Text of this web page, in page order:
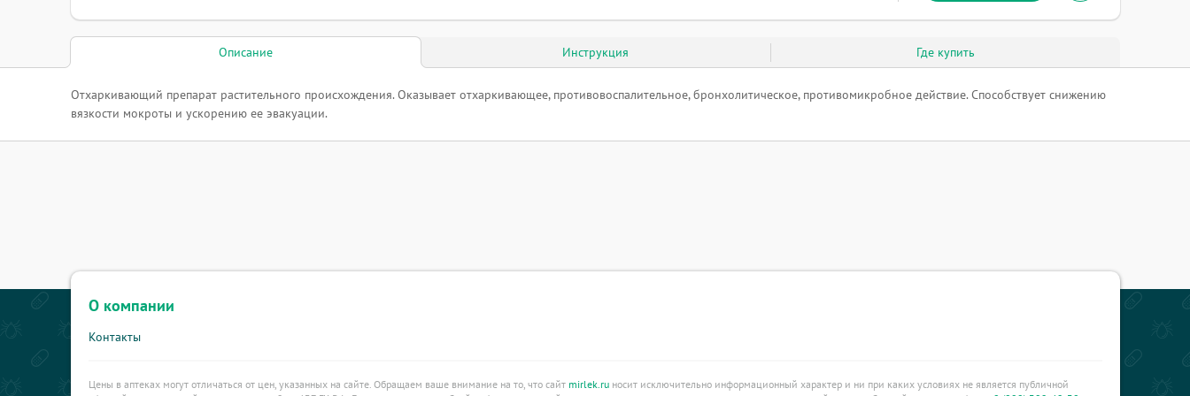
Описание Инструкция Где купить
Отхаркивающий препарат растительного происхождения. Оказывает отхаркивающее, противовоспалительное, бронхолитическое, противомикробное действие. Способствует снижению
вязкости мокроты и ускорению ее эвакуации.
О компании
Контакты
Цены в аптеках могут отличаться от цен, указанных на сайте. Обращаем ваше внимание на то, что сайт mirlek.ruносит исключительно информационный характер и ни при каких условиях не является публичной